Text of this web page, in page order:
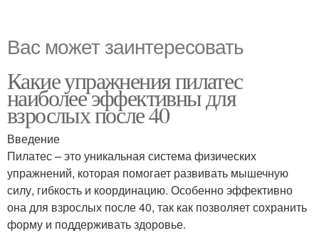
Вас может заинтересовать
Какие упражнения пилатес
наиболее эффективны для
взрослых после 40
Введение
Пилатес – это уникальная система физических
упражнений, которая помогает развивать мышечную
силу, гибкость и координацию. Особенно эффективно
она для взрослых после 40, так как позволяет сохранить
форму и поддерживать здоровье.